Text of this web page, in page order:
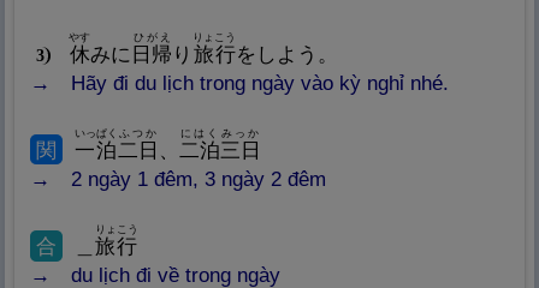
3 休
やす
みに 日 帰
ひがえ
り 旅行
りょこう
をしよう。
Hãy đi du lịch trong ngày vào kỳ nghỉ nhé.
関 一泊
いっぱく
二 日
ふつか
、 二泊
にはく
三 日
みっか
2 ngày 1 đêm, 3 ngày 2 đêm
合 旅行
りょこう
du lịch đi về trong ngày